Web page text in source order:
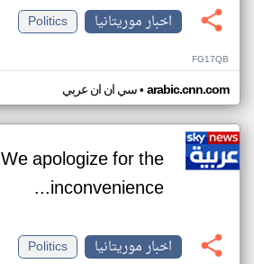
اخبار موريتانيا
Politics
FG17QB
سي ان ان عربي• arabic.cnn.com
We apologize for the
inconvenience...
اخبار موريتانيا
Politics